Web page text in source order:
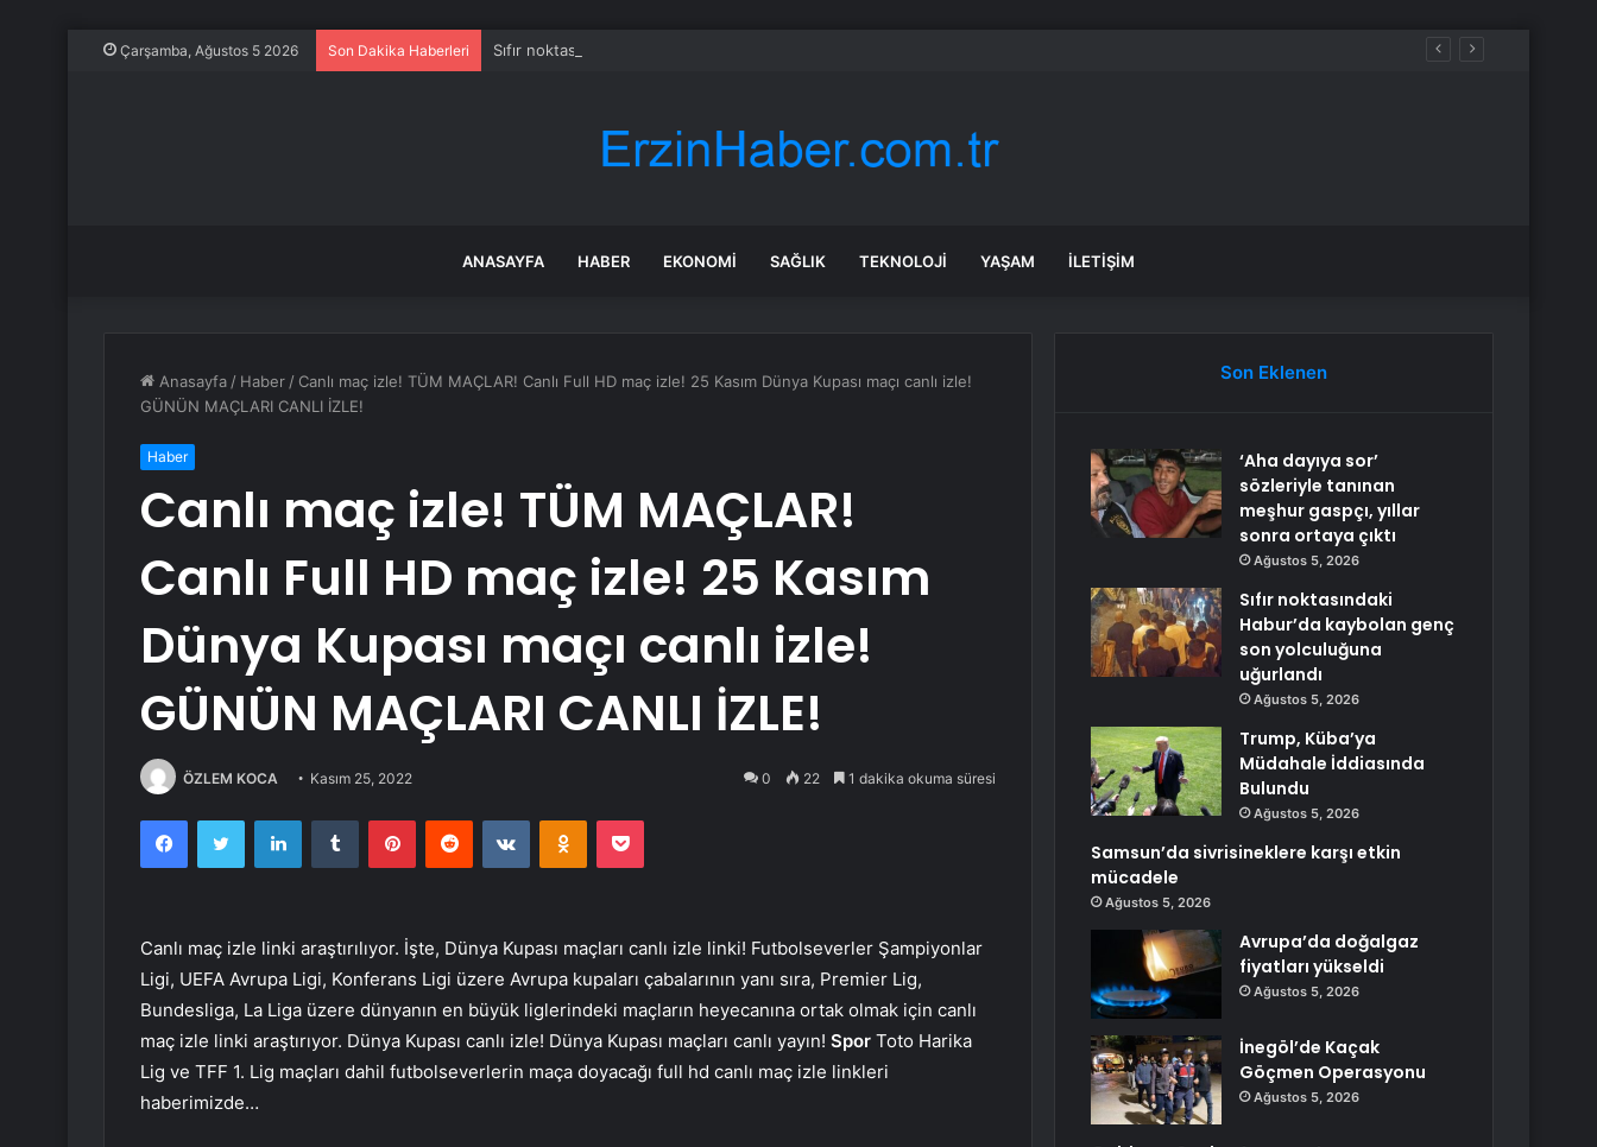
Çarşamba, Ağustos 5 2026 Son Dakika Haberleri Sıfır noktasındaki Habur’da kaybolan genç son yolculuğuna uğurlandı
ANASAYFA HABER EKONOMI SAĞLIK TEKNOLOJI YAŞAM İLETIŞIM
Anasayfa / Haber / Canlı maç izle! TÜM MAÇLAR! Canlı Full HD maç izle! 25 Kasım Dünya Kupası maçı canlı izle!
GÜNÜN MAÇLARI CANLI İZLE!
Haber
Canlı maç izle! TÜM MAÇLAR!
Canlı Full HD maç izle! 25 Kasım
Dünya Kupası maçı canlı izle!
GÜNÜN MAÇLARI CANLI İZLE!
ÖZLEM KOCA Kasım 25, 2022 0 22 1 dakika okuma süresi
FacebookTwitter LinkedInTumblr PinterestReddit VKontakteOdnoklassniki
Pocket
Canlı maç izle linki araştırılıyor. İşte, Dünya Kupası maçları canlı izle linki! Futbolseverler Şampiyonlar
Ligi, UEFA Avrupa Ligi, Konferans Ligi üzere Avrupa kupaları çabalarının yanı sıra, Premier Lig,
Bundesliga, La Liga üzere dünyanın en büyük liglerindeki maçların heyecanına ortak olmak için canlı
maç izle linki araştırıyor. Dünya Kupası canlı izle! Dünya Kupası maçları canlı yayın! Spor Toto Harika
Lig ve TFF 1. Lig maçları dahil futbolseverlerin maça doyacağı full hd canlı maç izle linkleri
haberimizde…
Son Eklenen
‘Aha dayıya sor’
sözleriyle tanınan
meşhur gaspçı, yıllar
sonra ortaya çıktı
Ağustos 5, 2026
Sıfır noktasındaki
Habur’da kaybolan genç
son yolculuğuna
uğurlandı
Ağustos 5, 2026
Trump, Küba’ya
Müdahale İddiasında
Bulundu
Ağustos 5, 2026
Samsun’da sivrisineklere karşı etkin
mücadele
Ağustos 5, 2026
Avrupa’da doğalgaz
fiyatları yükseldi
Ağustos 5, 2026
İnegöl’de Kaçak
Göçmen Operasyonu
Ağustos 5, 2026